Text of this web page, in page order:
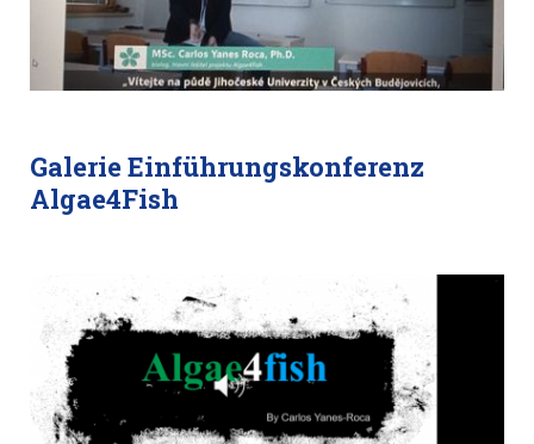
Galerie Einführungskonferenz
Algae4Fish